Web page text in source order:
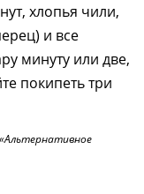
хлопья чили,
и все
минуту или две,
покипеть три